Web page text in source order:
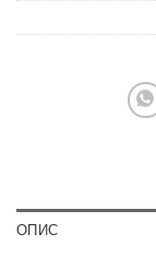
ОПИС